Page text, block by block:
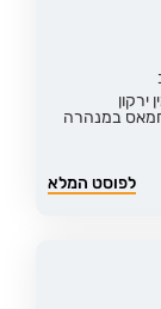
במנהרה
לפוסט המלא